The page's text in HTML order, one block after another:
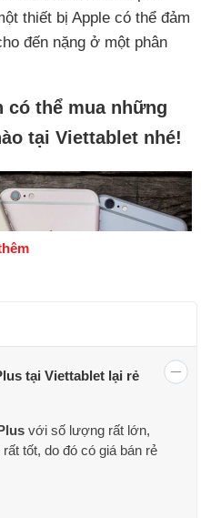
thiết bị Apple có thể đảm
đến nặng ở một phân
có thể mua những
tại Viettablet nhé!
tại Viettablet lại rẻ
với số lượng rất lớn,
tốt, do đó có giá bán rẻ